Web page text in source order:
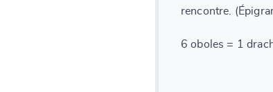
rencontre.
6 oboles = 1